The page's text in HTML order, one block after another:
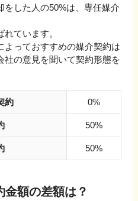
した人の50%は、専任媒介
ています。
よっておすすめの媒介契約は
社の意見を聞いて契約形態を
約 0%
50%
50%
金額の差額は？